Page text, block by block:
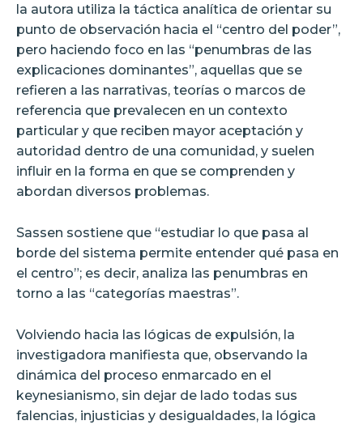
la autora utiliza la táctica analítica de orientar su
punto de observación hacia el “centro del poder”,
pero haciendo foco en las “penumbras de las
explicaciones dominantes”, aquellas que se
refieren a las narrativas, teorías o marcos de
referencia que prevalecen en un contexto
particular y que reciben mayor aceptación y
autoridad dentro de una comunidad, y suelen
influir en la forma en que se comprenden y
abordan diversos problemas.
Sassen sostiene que “estudiar lo que pasa al
borde del sistema permite entender qué pasa en
el centro”; es decir, analiza las penumbras en
torno a las “categorías maestras”.
Volviendo hacia las lógicas de expulsión, la
investigadora manifiesta que, observando la
dinámica del proceso enmarcado en el
keynesianismo, sin dejar de lado todas sus
falencias, injusticias y desigualdades, la lógica